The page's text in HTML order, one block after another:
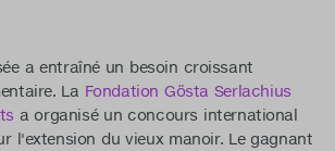
a entraîné un besoin croissant
La Fondation Gösta Serlachius
a organisé un concours international
l'extension du vieux manoir. Le gagnant